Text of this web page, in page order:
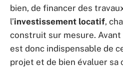
bien, de financer des
l’investissement locatif,
construit sur mesure. Avant
est donc indispensable de
projet et de bien évaluer sa